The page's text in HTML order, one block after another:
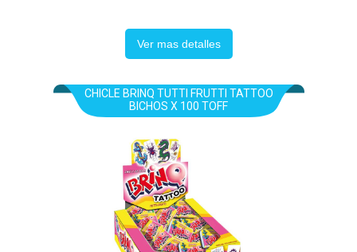
Ver mas detalles
CHICLE BRINQ TUTTI FRUTTI TATTOO
BICHOS X 100 TOFF